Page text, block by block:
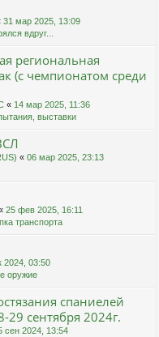
31 мар 2025, 13:09
вдруг...
региональная
(с чемпионатом среди
« 14 мар 2025, 11:36
выставки
« 06 мар 2025, 23:13
25 фев 2025, 16:11
транспорта
2024, 03:50
оружие
спаниелей
29 сентября 2024г.
сен 2024, 13:54